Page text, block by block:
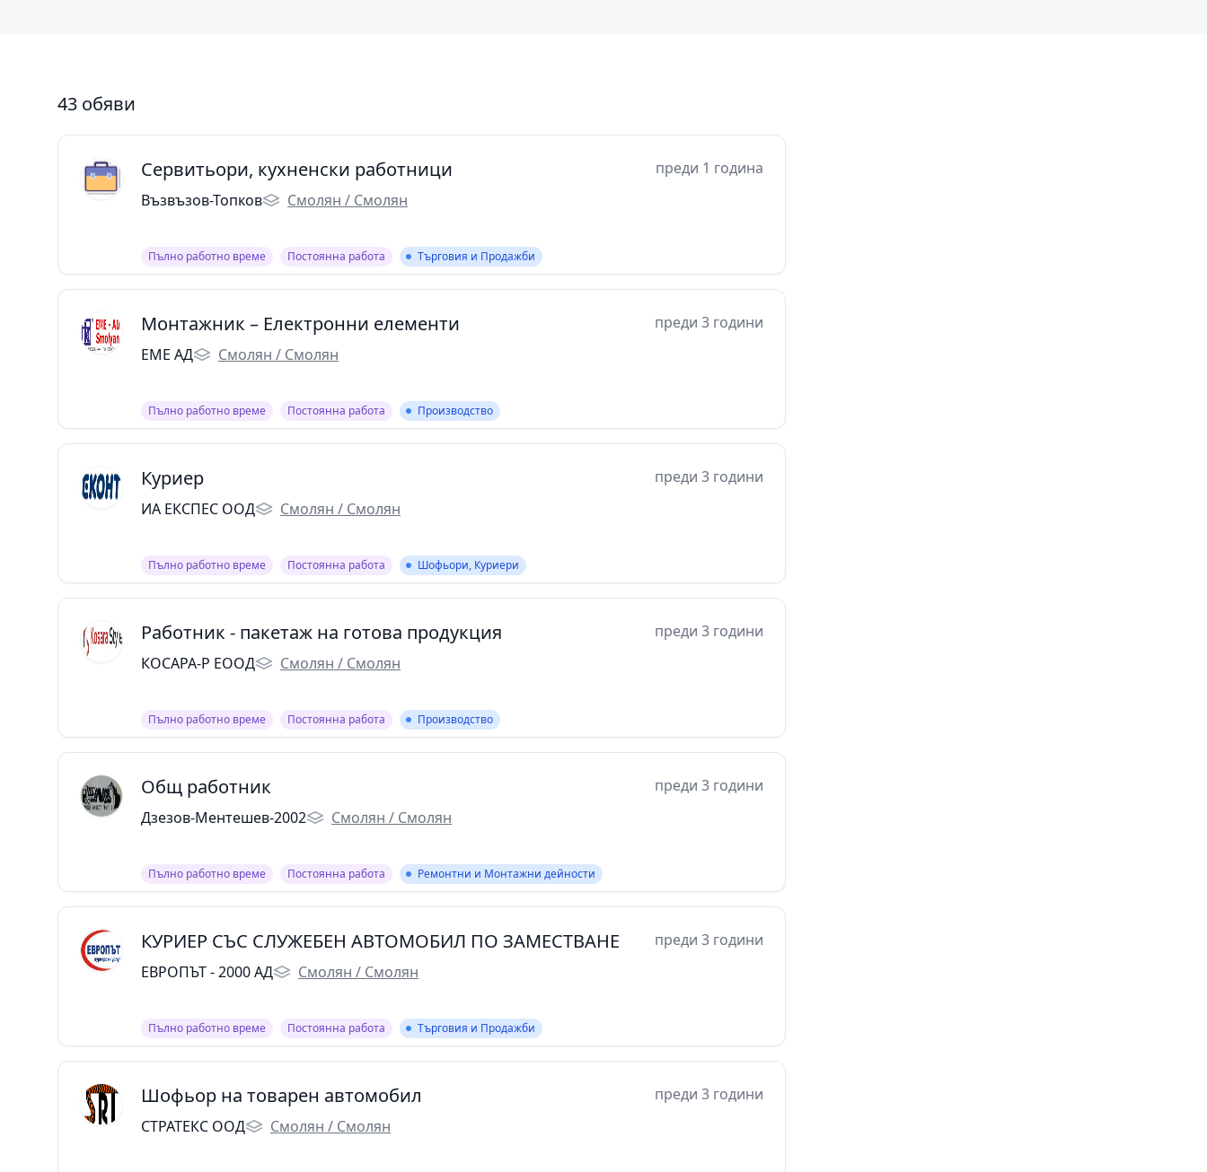
43 обяви
Сервитьори, кухненски работници
преди 1 година
Възвъзов-Топков
Смолян / Смолян
Пълно работно време Постоянна работа Търговия и Продажби
Монтажник – Електронни елементи
преди 3 години
ЕМЕ АД
Смолян / Смолян
Пълно работно време Постоянна работа Производство
Куриер
преди 3 години
ИА ЕКСПЕС ООД
Смолян / Смолян
Пълно работно време Постоянна работа Шофьори, Куриери
Работник - пакетаж на готова продукция
преди 3 години
КОСАРА-Р ЕООД
Смолян / Смолян
Пълно работно време Постоянна работа Производство
Общ работник
преди 3 години
Дзезов-Ментешев-2002
Смолян / Смолян
Пълно работно време Постоянна работа Ремонтни и Монтажни дейности
КУРИЕР СЪС СЛУЖЕБЕН АВТОМОБИЛ ПО ЗАМЕСТВАНЕ
преди 3 години
ЕВРОПЪТ - 2000 АД
Смолян / Смолян
Пълно работно време Постоянна работа Търговия и Продажби
Шофьор на товарен автомобил
преди 3 години
СТРАТЕКС ООД
Смолян / Смолян